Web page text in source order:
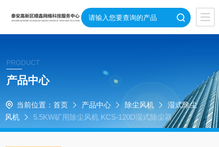
PRODUCT
产品中心
当前位置： 首页 产品中心 除尘风机
湿式除尘
风机
5.5KW矿用除尘风机 KCS-120D湿式除尘器